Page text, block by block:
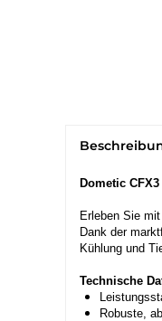
Dometic
Erleben Sie
Dank der
Kühlung und
Technische
Robuste,